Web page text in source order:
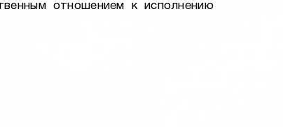
отношением к исполнению